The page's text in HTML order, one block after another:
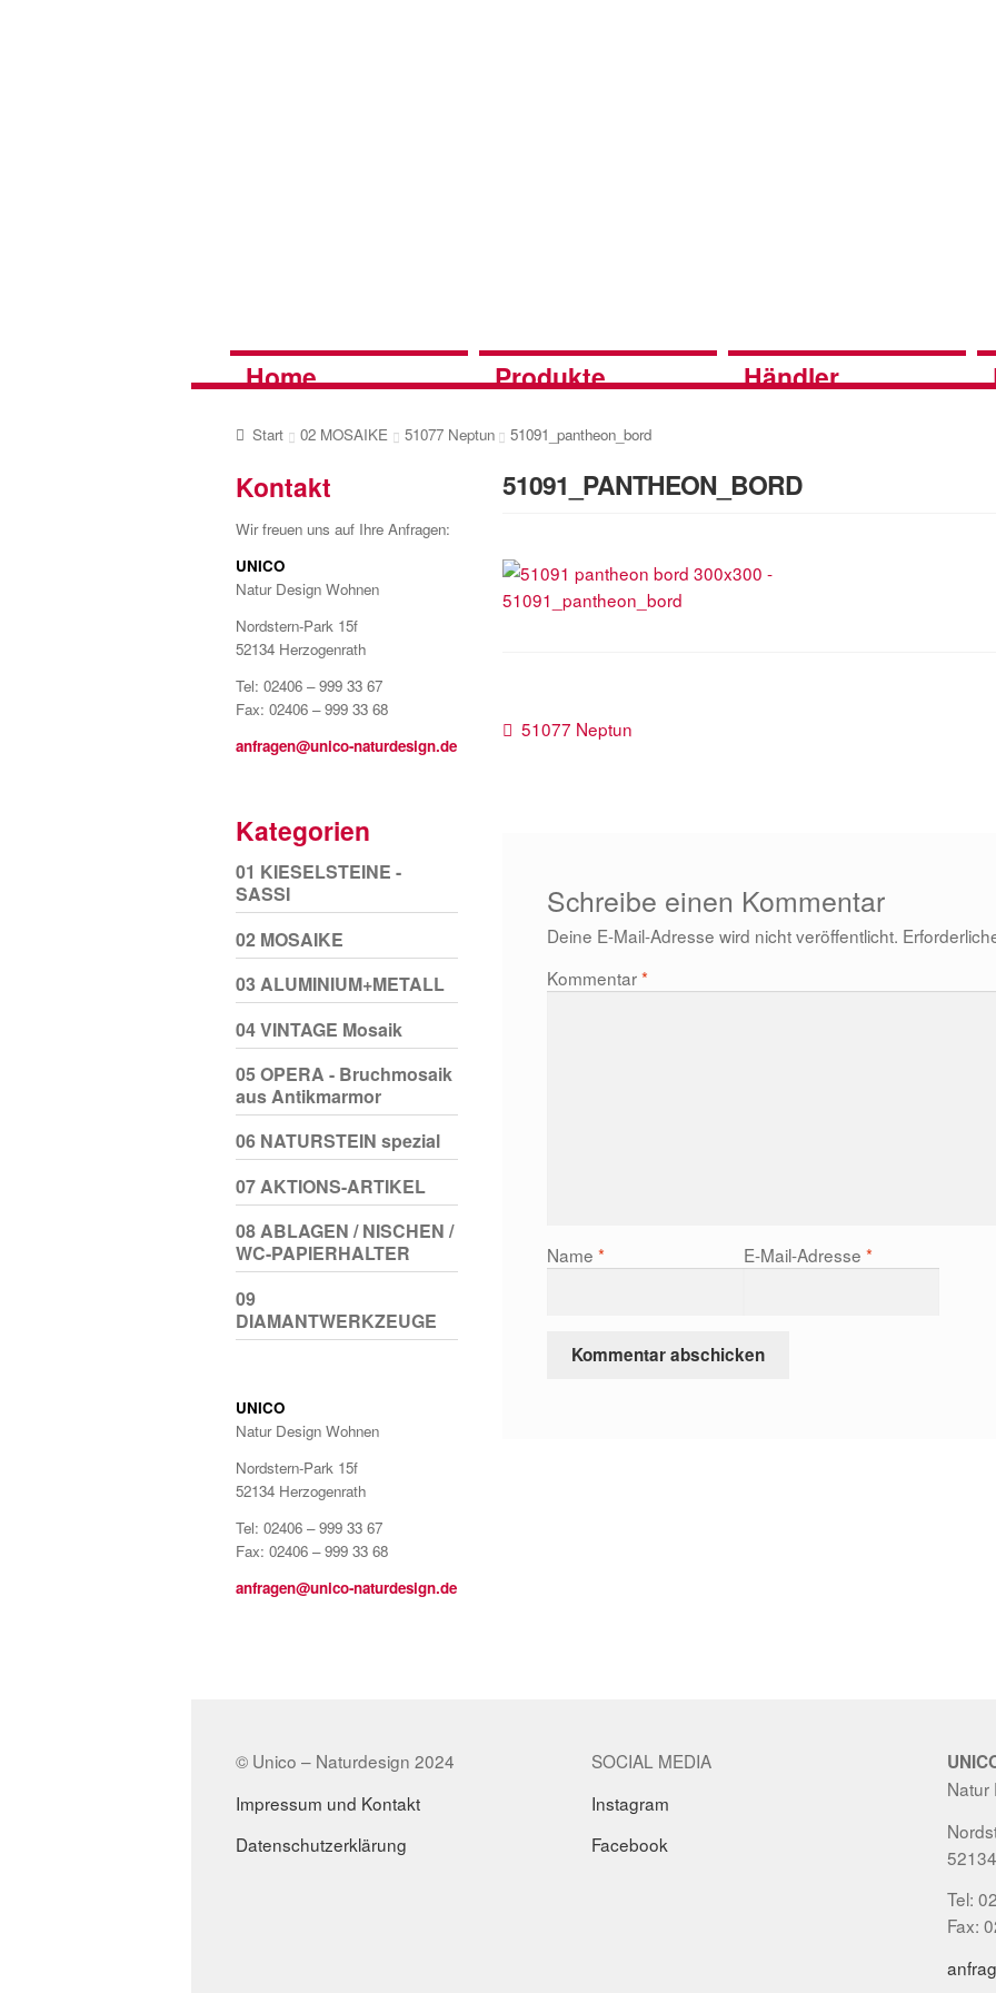
Home Produkte Händler
Start 02 MOSAIKE 51077 Neptun 51091_pantheon_bord
51091_PANTHEON_BORD
Beitragsnavigation
Vorheriger
51077 Neptun
Schreibe einen Kommentar
Deine E-Mail-Adresse wird nicht veröffentlicht.
Kommentar*
Name* E-Mail-Adresse *
Kontakt
Wir freuen uns auf Ihre Anfragen:
UNICO
Natur Design Wohnen
Nordstern-Park 15f
52134 Herzogenrath
Tel: 02406 – 999 33 67
Fax: 02406 – 999 33 68
anfragen@unico-naturdesign.de
Kategorien
01 KIESELSTEINE -
SASSI
02 MOSAIKE
03 ALUMINIUM+METALL
04 VINTAGE Mosaik
05 OPERA - Bruchmosaik
aus Antikmarmor
06 NATURSTEIN spezial
07 AKTIONS-ARTIKEL
08 ABLAGEN / NISCHEN /
WC-PAPIERHALTER
09
DIAMANTWERKZEUGE
UNICO
Natur Design Wohnen
Nordstern-Park 15f
52134 Herzogenrath
Tel: 02406 – 999 33 67
Fax: 02406 – 999 33 68
anfragen@unico-naturdesign.de
© Unico – Naturdesign 2024
Impressum und Kontakt
Datenschutzerklärung
SOCIAL MEDIA
Instagram
Facebook
Natur
Tel:
Fax: